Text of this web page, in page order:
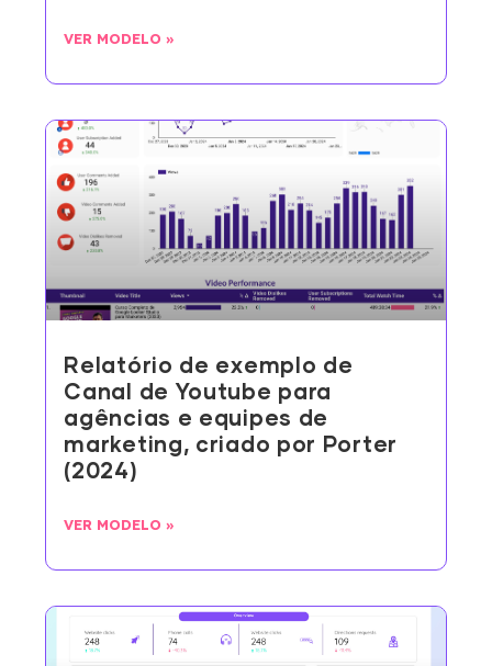
VER MODELO »
Relatório de exemplo de
Canal de Youtube para
agências e equipes de
marketing, criado por Porter
(2024)
VER MODELO »